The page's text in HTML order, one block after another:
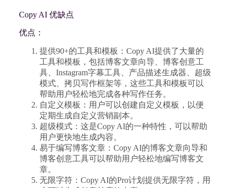
Copy AI 优缺点
优点：
提供90+的工具和模板：Copy AI提供了大量的
工具和模板，包括博客文章向导、博客创意工
具、Instagram字幕工具、产品描述生成器、超级
模式、拷贝写作框架等，这些工具和模板可以
帮助用户轻松地完成各种写作任务。
自定义模板：用户可以创建自定义模板，以便
定期生成自定义营销副本。
超级模式：这是Copy AI的一种特性，可以帮助
用户更快地生成内容。
易于编写博客文章：Copy AI的博客文章向导和
博客创意工具可以帮助用户轻松地编写博客文
章。
无限字符：Copy AI的Pro计划提供无限字符，用